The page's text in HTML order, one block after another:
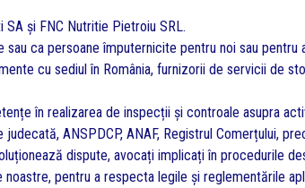
și FNC Nutritie Pietroiu SRL.
ca persoane împuternicite pentru noi sau pentru
cu sediul în România, furnizorii de servicii de
în realizarea de inspecții și controale asupra
ANSPDCP, ANAF, Registrul Comerțului,
dispute, avocați implicați în procedurile
pentru a respecta legile și reglementările